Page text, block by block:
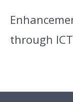
through ICT